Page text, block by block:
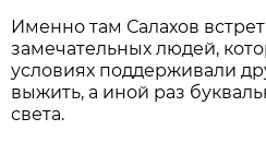
Именно там Салахов
замечательных людей,
условиях поддерживали
выжить, а иной раз
света.